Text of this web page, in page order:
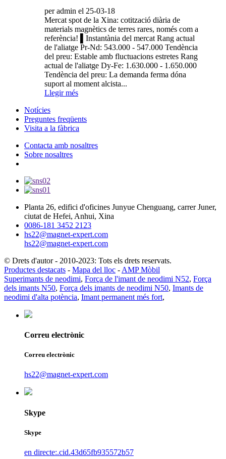
per admin el 25-03-18
Mercat spot de la Xina: cotització diària de
materials magnètics de terres rares, només com a
referència! ▌Instantània del mercat Rang actual
de l'aliatge Pr-Nd: 543.000 - 547.000 Tendència
del preu: Estable amb fluctuacions estretes Rang
actual de l'aliatge Dy-Fe: 1.630.000 - 1.650.000
Tendència del preu: La demanda ferma dóna
suport al moment alcista...
Llegir més
Notícies
Preguntes freqüents
Visita a la fàbrica
Contacta amb nosaltres
Sobre nosaltres
Planta 26, edifici d'oficines Junyue Chenguang, carrer Juner,
ciutat de Hefei, Anhui, Xina
0086-181 3452 2123
hs22@magnet-expert.com
hs22@magnet-expert.com
© Drets d'autor - 2010-2023: Tots els drets reservats.
Productes destacats - Mapa del lloc - AMP Mòbil
Superimants de neodimi, Força de l'imant de neodimi N52, Força
dels imants N50, Força dels imants de neodimi N50, Imants de
neodimi d'alta potència, Imant permanent més fort,
Correu electrònic
Correu electrònic
hs22@magnet-expert.com
Skype
Skype
en directe:.cid.43d65fb935572b57